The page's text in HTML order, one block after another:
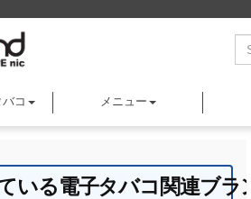
コ メニュー
いる電子タバコ関連ブラ